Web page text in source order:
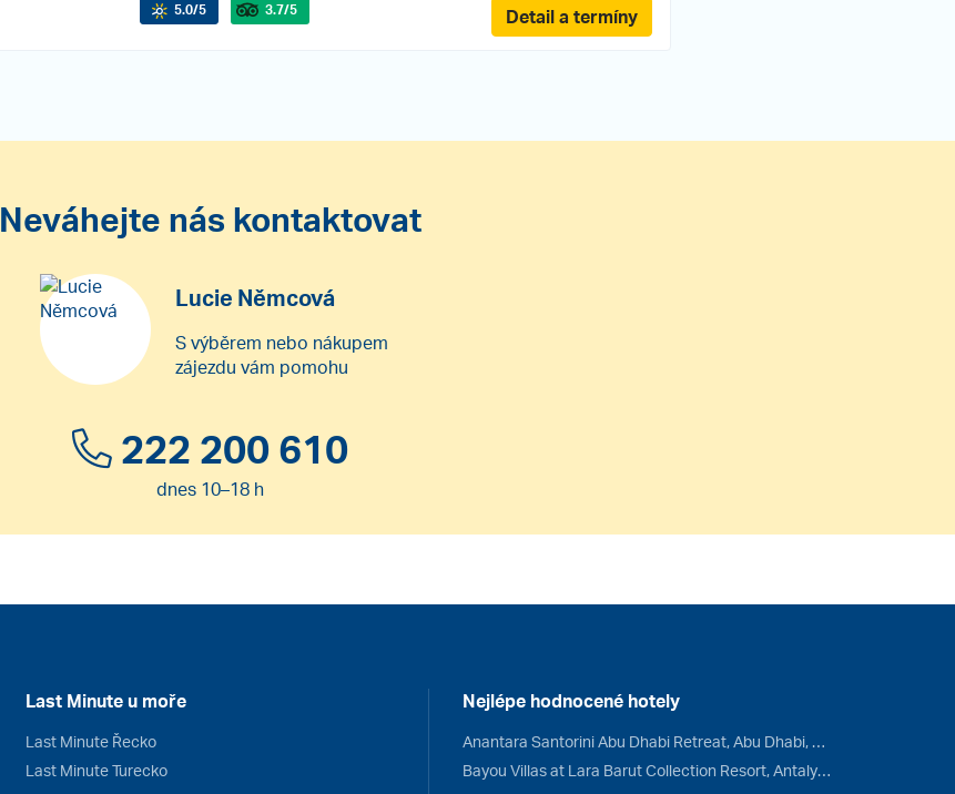
5.0/5 3.7/5 Detail a termíny
Neváhejte nás kontaktovat
Lucie Němcová
S výběrem nebo nákupem
zájezdu vám pomohu
222 200 610
dnes 10–18 h
Last Minute u moře
Last Minute Řecko
Last Minute Turecko
Nejlépe hodnocené hotely
Anantara Santorini Abu Dhabi Retreat, Abu Dhabi, Spojené arabské emiráty
Bayou Villas at Lara Barut Collection Resort, Antalya, Turecko